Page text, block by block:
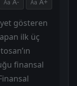
gösteren
ilk üç
finansal